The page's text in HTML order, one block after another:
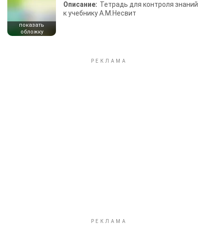
показать
обложку
Описание: Тетрадь для контроля знаний
к учебнику А.М.Несвит